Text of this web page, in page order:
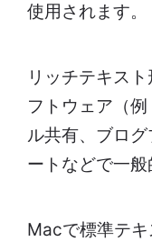
使用されます。
リッチテキス
フトウェア（
ル共有、ブロ
ートなどで一般
Macで標準テ